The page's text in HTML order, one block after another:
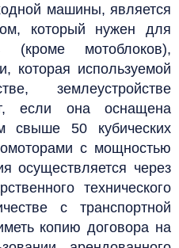
машины, является
который нужен для
(кроме мотоблоков),
которая используемой
землеустройстве
если она оснащена
свыше 50 кубических
с мощностью
осуществляется через
технического
с транспортной
копию договора на